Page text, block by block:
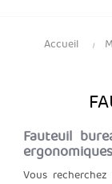
Accueil
Fauteuil
Vous recherchez